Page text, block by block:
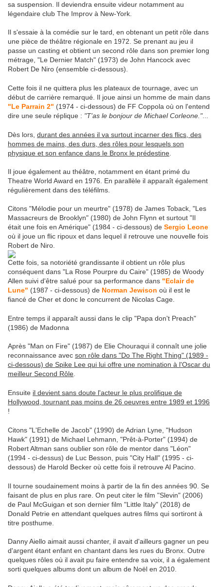
sa suspension. Il deviendra ensuite videur notamment au
légendaire club The Improv à New-York.
Il s'essaie à la comédie sur le tard, en obtenant un petit rôle dans
une pièce de théâtre régionale en 1972. Se prenant au jeu il
passe un casting et obtient un second rôle dans son premier long
métrage, "Le Dernier Match" (1973) de John Hancock avec
Robert De Niro (ensemble ci-dessous).
Cette fois il ne quittera plus les plateaux de tournage, avec un
début de carrière remarqué. Il joue ainsi un homme de main dans
"Le Parrain 2" (1974 - ci-dessous) de FF Coppola où on l'entend
dire une seule réplique : "T'as le bonjour de Michael Corleone."...
Dès lors, durant des années il va surtout incarner des flics, des
hommes de mains, des durs, des rôles pour lesquels son
physique et son enfance dans le Bronx le prédestine
Il joue également au théâtre, notamment en étant primé du
Theatre World Award en 1976. En parallèle il apparaît également
régulièrement dans des téléfilms.
Citons "Mélodie pour un meurtre" (1978) de James Toback, "Les
Massacreurs de Brooklyn" (1980) de John Flynn et surtout "Il
était une fois en Amérique" (1984 - ci-dessous) de Sergio Leone
où il joue un flic ripoux et dans lequel il retrouve une nouvelle fois
Robert de Niro.
Cette fois, sa notoriété grandissante il obtient un rôle plus
conséquent dans "La Rose Pourpre du Caire" (1985) de Woody
Allen suivi d'être salué pour sa performance dans "Eclair de
Lune" (1987 - ci-dessous) de Norman Jewison où il est le
fiancé de Cher et donc le concurrent de Nicolas Cage.
Entre temps il apparaît aussi dans le clip "Papa don't Preach"
(1986) de Madonna
Après "Man on Fire" (1987) de Elie Chouraqui il connaît une jolie
reconnaissance avec son rôle dans "Do The Right Thing" (1989 -
ci-dessous) de Spike Lee qui lui offre une nomination à l'Oscar du
meilleur Second Rôle
Ensuite il devient sans doute l'acteur le plus prolifique de
Hollywood, tournant pas moins de 26 oeuvres entre 1989 et 1996
!
Citons "L'Echelle de Jacob" (1990) de Adrian Lyne, "Hudson
Hawk" (1991) de Michael Lehmann, "Prêt-à-Porter" (1994) de
Robert Altman sans oublier son rôle de mentor dans "Léon"
(1994 - ci-dessus) de Luc Besson, puis "City Hall" (1995 - ci-
dessous) de Harold Becker où cette fois il retrouve Al Pacino.
Il tourne soudainement moins à partir de la fin des années 90. Se
faisant de plus en plus rare. On peut citer le film "Slevin" (2006)
de Paul McGuigan et son dernier film "Little Italy" (2018) de
Donald Petrie en attendant quelques autres films qui sortiront à
titre posthume.
Danny Aiello aimait aussi chanter, il avait d'ailleurs gagner un peu
d'argent étant enfant en chantant dans les rues du Bronx. Outre
quelques rôles où il avait pu faire entendre sa voix, il a également
sorti quelques albums dont un album de Noël en 2010.